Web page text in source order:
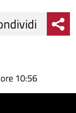
su
su
10:56